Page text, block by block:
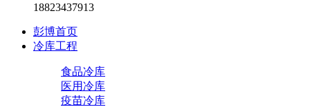
18823437913
彭博首页
冷库工程
食品冷库
医用冷库
疫苗冷库